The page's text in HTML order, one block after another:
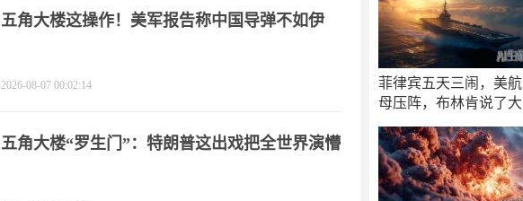
菲律宾五天三闹，美航
母压阵，布林肯说了大
五角大楼这操作！美军报告称中国导弹不如伊
2026-08-07 00:02:14
五角大楼“罗生门”：特朗普这出戏把全世界演懵